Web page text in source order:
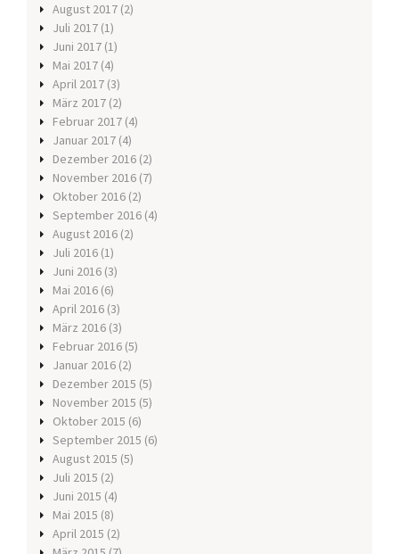
August 2017 (2)
Juli 2017 (1)
Juni 2017 (1)
Mai 2017 (4)
April 2017 (3)
März 2017 (2)
Februar 2017 (4)
Januar 2017 (4)
Dezember 2016 (2)
November 2016 (7)
Oktober 2016 (2)
September 2016 (4)
August 2016 (2)
Juli 2016 (1)
Juni 2016 (3)
Mai 2016 (6)
April 2016 (3)
März 2016 (3)
Februar 2016 (5)
Januar 2016 (2)
Dezember 2015 (5)
November 2015 (5)
Oktober 2015 (6)
September 2015 (6)
August 2015 (5)
Juli 2015 (2)
Juni 2015 (4)
Mai 2015 (8)
April 2015 (2)